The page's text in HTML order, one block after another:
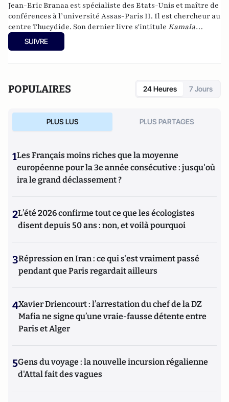
Jean-Eric Branaa est spécialiste des Etats-Unis et maître de
conférences à l’université Assas-Paris II. Il est chercheur au
centre Thucydide. Son dernier livre s'intitule Kamala
Harris, l'Amérique du futur
collection Chronos, poche, 2024). Il est également l'auteur de
divisée(Privat, 2017),
1968: Quand l'Amérique
2018),Joe Biden : le 3e mandat de Barack Obama
biographie de Joe Biden
(Nouveau Monde, 2020) et
Géopolitique des Etats-Unis(Puf, 2022).
SUIVRE
POPULAIRES 24 Heures 7 Jours
PLUS LUS PLUS PARTAGES
1Les Français moins riches que la moyenne
européenne pour la 3e année consécutive : jusqu'où
ira le grand déclassement ?
2L’été 2026 confirme tout ce que les écologistes
disent depuis 50 ans : non, et voilà pourquoi
3Répression en Iran : ce qui s'est vraiment passé
pendant que Paris regardait ailleurs
4Xavier Driencourt : l’arrestation du chef de la DZ
Mafia ne signe qu’une vraie-fausse détente entre
Paris et Alger
5Gens du voyage : la nouvelle incursion régalienne
d'Attal fait des vagues